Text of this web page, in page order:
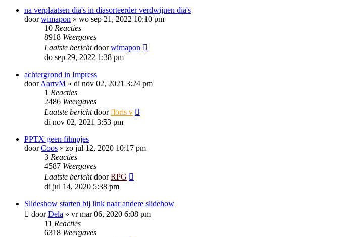
na verplaatsen dia's in diasorteerder verdwijnen dia's
doorwimapon » wo sep 21, 2022 10:10 pm
10 Reacties
8918 Weergaves
Laatste berichtdoorwimapon
do sep 29, 2022 1:38 pm
achtergrond in Impress
doorAartvM » di nov 02, 2021 3:24 pm
1 Reacties
2486 Weergaves
Laatste berichtdoorfloris v
di nov 02, 2021 3:53 pm
PPTX geen filmpjes
doorCoos » zo jul 12, 2020 10:17 pm
3 Reacties
4587 Weergaves
Laatste berichtdoorRPG
di jul 14, 2020 5:38 pm
Slideshow starten bij link naar andere slidehow
doorDela » vr mar 06, 2020 6:08 pm
11 Reacties
6318 Weergaves